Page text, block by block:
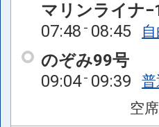
マリンライナ
07:48 08:45
のぞみ99号
09:04 09:39
空席